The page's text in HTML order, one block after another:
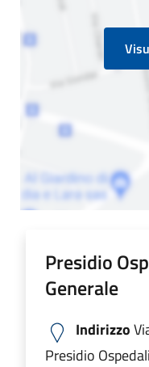
Presidio
Generale
Indirizzo
Presidio